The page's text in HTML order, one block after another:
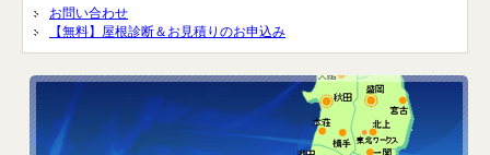
お問い合わせ
【無料】屋根診断＆お見積りのお申込み